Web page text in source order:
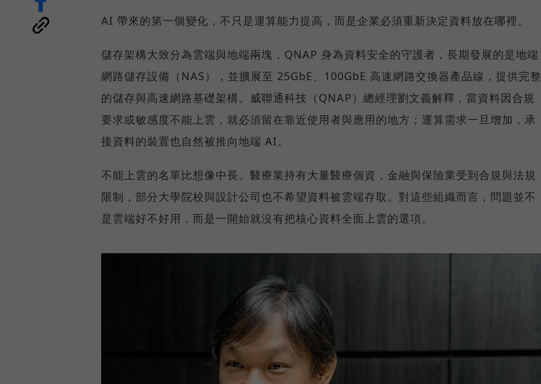
AI 帶來的第一個變化，不只是運算能力提高，而是企業必須重新決定資料放在哪裡。
儲存架構大致分為雲端與地端兩塊，QNAP 身為資料安全的守護者，長期發展的是地端
網路儲存設備（NAS），並擴展至 25GbE、100GbE 高速網路交換器產品線，提供完整
的儲存與高速網路基礎架構。威聯通科技（QNAP）總經理劉文義解釋，當資料因合規
要求或敏感度不能上雲，就必須留在靠近使用者與應用的地方；運算需求一旦增加，承
接資料的裝置也自然被推向地端 AI。
不能上雲的名單比想像中長。醫療業持有大量醫療個資，金融與保險業受到合規與法規
限制，部分大學院校與設計公司也不希望資料被雲端存取。對這些組織而言，問題並不
是雲端好不好用，而是一開始就沒有把核心資料全面上雲的選項。